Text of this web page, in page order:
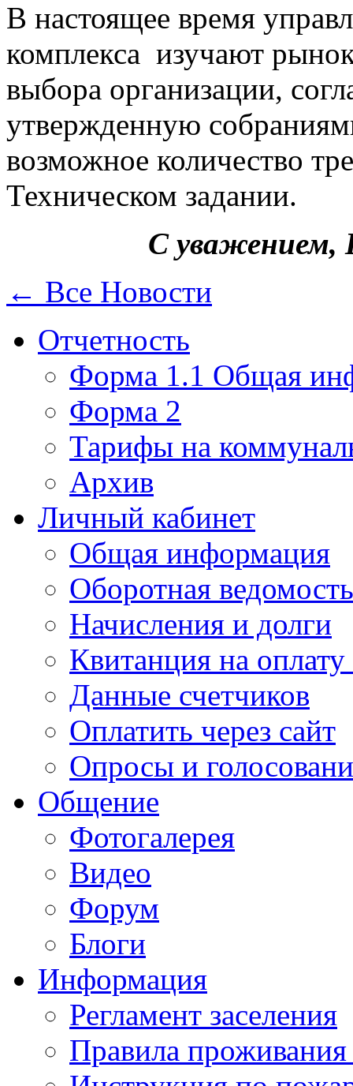
В настоящее время
комплекса изучают
выбора организации,
утвержденную
возможное количество
Техническом задании.
С уважением,
← Все Новости
Отчетность
Форма 1.1 Общая
Форма 2
Тарифы на
Архив
Личный кабинет
Общая информация
Оборотная ведомость
Начисления и долги
Квитанция на
Данные счетчиков
Оплатить через сайт
Опросы и
Общение
Фотогалерея
Видео
Форум
Блоги
Информация
Регламент заселения
Правила